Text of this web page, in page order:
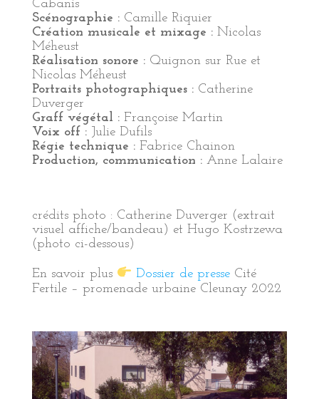
Cabanis
Scénographie : Camille Riquier
Création musicale et mixage : Nicolas
Méheust
Réalisation sonore : Quignon sur Rue et
Nicolas Méheust
Portraits photographiques :Catherine
Duverger
Graff végétal :Françoise Martin
Voix off : Julie Dufils
Régie technique :Fabrice Chainon
Production, communication : Anne Lalaire
crédits photo : Catherine Duverger (extrait
visuel affiche/bandeau) et Hugo Kostrzewa
(photo ci-dessous)
En savoir plus Dossier de presse Cité
Fertile – promenade urbaine Cleunay 2022